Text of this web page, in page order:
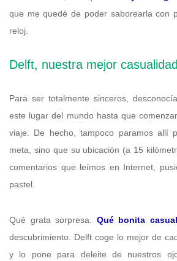
que me quedé de poder saborearla con
reloj.
Delft, nuestra mejor casualidad
Para ser totalmente sinceros,
este lugar del mundo hasta que
viaje. De hecho, tampoco paramos allí
meta, sino que su ubicación (a 15
comentarios que leímos en Internet,
pastel.
Qué grata sorpresa. Qué bonita
descubrimiento. Delft coge lo mejor de
y lo pone para deleite de nuestros